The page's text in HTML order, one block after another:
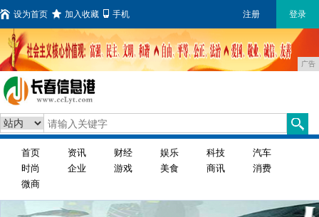
设为首页 加入收藏 手机 注册 登录
广告
首页 资讯 财经 娱乐 科技
汽车
时尚
企业 游戏 美食 商讯
消费
微商